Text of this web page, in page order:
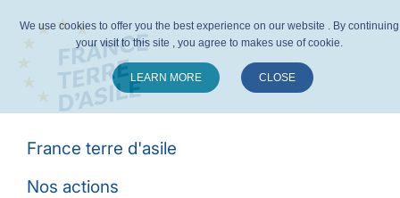
France terre d'asile
Nos actions
We use cookies to offer you the best experience on our website . By continuing
your visit to this site , you agree to makes use of cookie.
LEARN MORE CLOSE